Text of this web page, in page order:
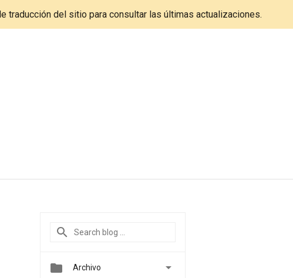
traducción del sitio para consultar las últimas actualizaciones.
 Archivo 